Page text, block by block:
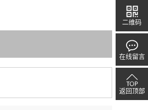
二维码
在线留言
返回顶部